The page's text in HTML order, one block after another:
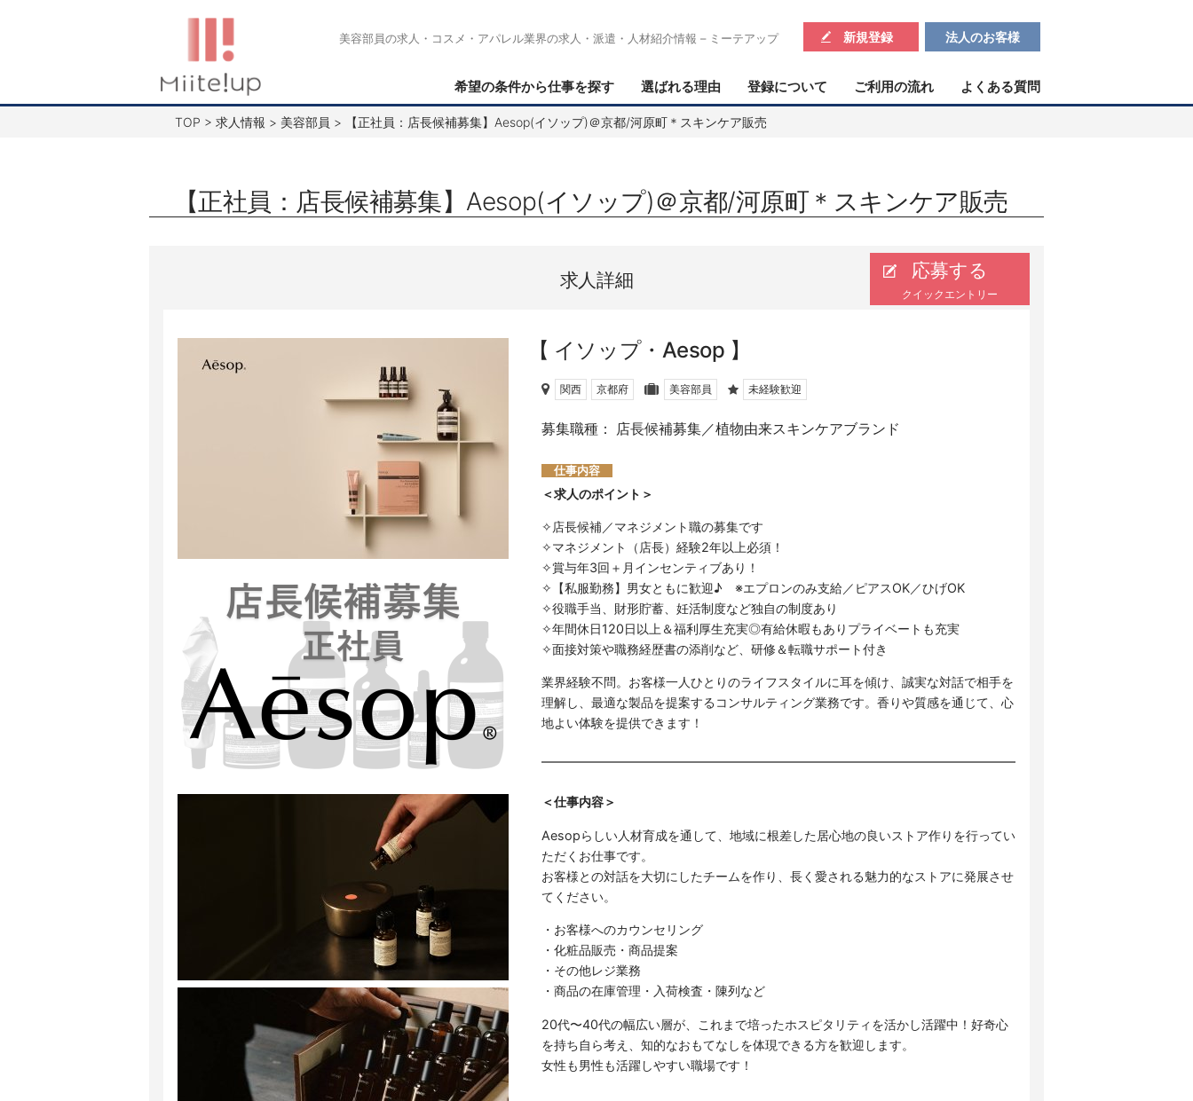
ツ
美容部員の求人・コスメ・アパレル業界の求人・派遣・人材紹介情報 – ミーテアップ 新規登録 法人のお客様
希望の条件から仕事を探す 選ばれる理由 登録について ご利用の流れ よくある質問
TOP > 求人情報 > 美容部員 > 【正社員：店長候補募集】Aesop(イソップ)＠京都/河原町＊スキンケア販売
【正社員：店長候補募集】Aesop(イソップ)＠京都/河原町＊スキンケア販売
求人詳細 応募する
クイックエントリー
イソップ・Aesop
関西 京都府 美容部員 未経験歓迎
募集職種： 店長候補募集／植物由来スキンケアブランド
仕事内容
＜求人のポイント＞
✧店長候補／マネジメント職の募集です
✧マネジメント（店長）経験2年以上必須！
✧賞与年3回＋月インセンティブあり！
✧【私服勤務】男女ともに歓迎♪ ※エプロンのみ支給／ピアスOK／ひげOK
✧役職手当、財形貯蓄、妊活制度など独自の制度あり
✧年間休日120日以上＆福利厚生充実◎有給休暇もありプライベートも充実
✧面接対策や職務経歴書の添削など、研修＆転職サポート付き
業界経験不問。お客様一人ひとりのライフスタイルに耳を傾け、誠実な対話で相手を
理解し、最適な製品を提案するコンサルティング業務です。香りや質感を通じて、心
地よい体験を提供できます！
＜仕事内容＞
Aesopらしい人材育成を通して、地域に根差した居心地の良いストア作りを行ってい
ただくお仕事です。
お客様との対話を大切にしたチームを作り、長く愛される魅力的なストアに発展させ
てください。
・お客様へのカウンセリング
・化粧品販売・商品提案
・その他レジ業務
・商品の在庫管理・入荷検査・陳列など
20代〜40代の幅広い層が、これまで培ったホスピタリティを活かし活躍中！好奇心
を持ち自ら考え、知的なおもてなしを体現できる方を歓迎します。
女性も男性も活躍しやすい職場です！